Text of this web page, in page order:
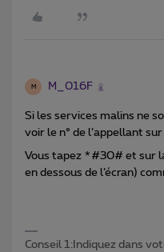
M M_016F
Si les services malins ne
voir le n° de l’appellant
Vous tapez *#30# et sur
en dessous de l’écran)
Conseil 1:Indiquez dans